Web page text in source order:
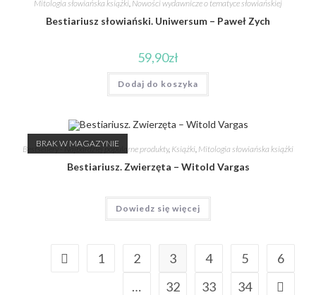
Mitologia słowiańska książki, Nowości wydawnicze o tematyce słowiańskiej
Bestiariusz słowiański. Uniwersum – Paweł Zych
59,90zł
Dodaj do koszyka
BRAK W MAGAZYNIE
Bestsellery - Najbardziej popularne produkty, Książki, Mitologia słowiańska książki
Bestiariusz. Zwierzęta – Witold Vargas
Dowiedz się więcej
1 2 3 4 5
6
…
32 33 34